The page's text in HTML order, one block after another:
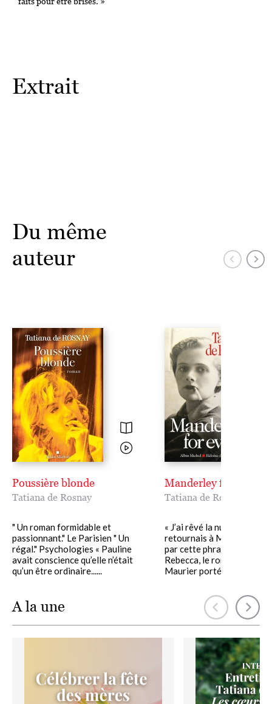
Extrait
Du même
auteur
Poussière blonde
Tatiana de Rosnay
" Un roman formidable et
passionnant." Le Parisien " Un
régal." Psychologies « Pauline
avait conscience qu’elle n’était
qu’un être ordinaire......
Manderley for ever
Tatiana de Rosnay
« J’ai rêvé la nuit dernière
retournais à Manderley. »
par cette phrase que
Rebecca, le roman de
Maurier porté à......
A la une
Image